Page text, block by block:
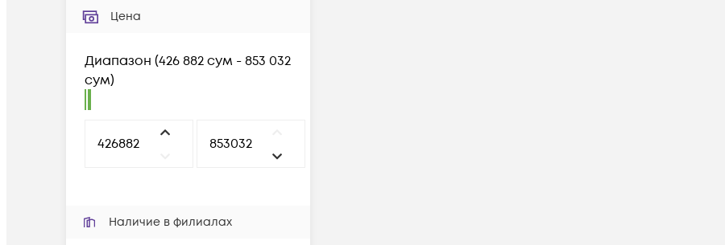
Цена
Диапазон (426 882 сум - 853 032
сум)
Наличие в филиалах